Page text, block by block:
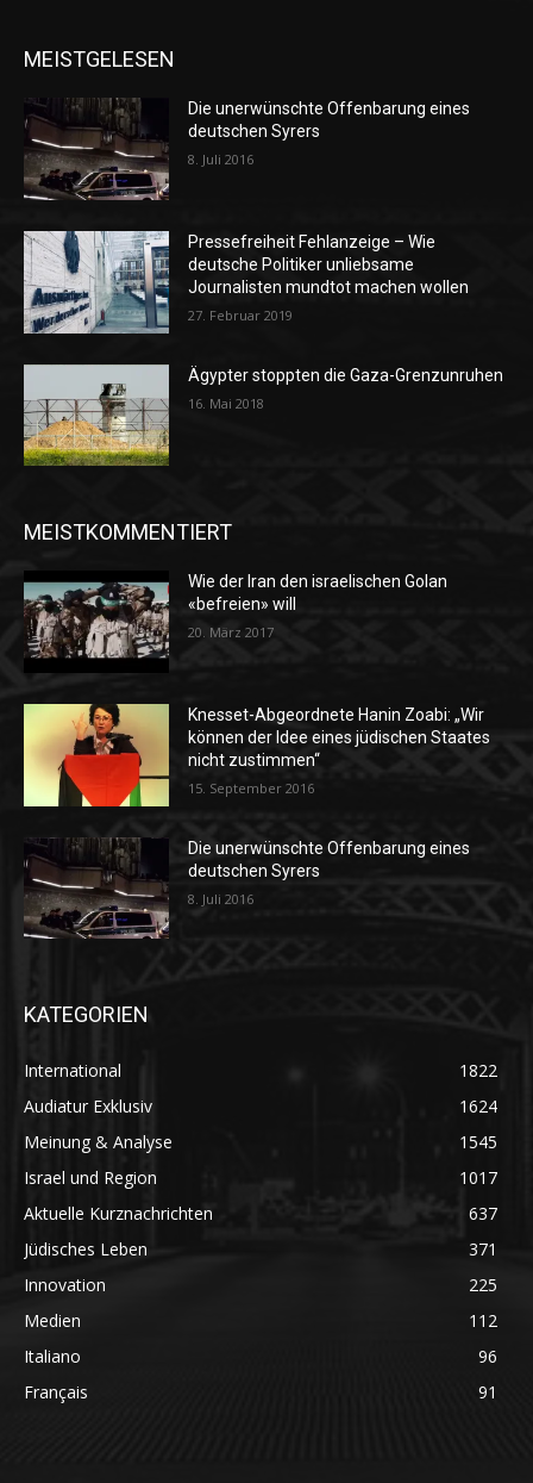
MEISTGELESEN
Die unerwünschte Offenbarung eines
deutschen Syrers
8. Juli 2016
Pressefreiheit Fehlanzeige – Wie
deutsche Politiker unliebsame
Journalisten mundtot machen wollen
27. Februar 2019
Ägypter stoppten die Gaza-Grenzunruhen
16. Mai 2018
MEISTKOMMENTIERT
Wie der Iran den israelischen Golan
«befreien» will
20. März 2017
Knesset-Abgeordnete Hanin Zoabi: „Wir
können der Idee eines jüdischen Staates
nicht zustimmen“
15. September 2016
Die unerwünschte Offenbarung eines
deutschen Syrers
8. Juli 2016
KATEGORIEN
International
1822
Audiatur Exklusiv
1624
Meinung & Analyse
1545
Israel und Region
1017
Aktuelle Kurznachrichten
637
Jüdisches Leben
371
Innovation
225
Medien
112
Italiano
96
Français
91